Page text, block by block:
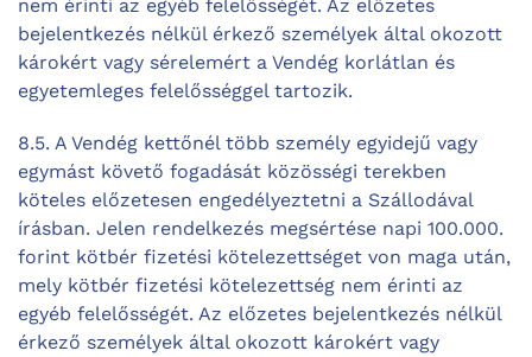
nem érinti az egyéb felelősségét. Az előzetes
bejelentkezés nélkül érkező személyek által okozott
károkért vagy sérelemért a Vendég korlátlan és
egyetemleges felelősséggel tartozik.
8.5. A Vendég kettőnél több személy egyidejű vagy
egymást követő fogadását közösségi terekben
köteles előzetesen engedélyeztetni a Szállodával
írásban. Jelen rendelkezés megsértése napi 100.000.
forint kötbér fizetési kötelezettséget von maga után,
mely kötbér fizetési kötelezettség nem érinti az
egyéb felelősségét. Az előzetes bejelentkezés nélkül
érkező személyek által okozott károkért vagy